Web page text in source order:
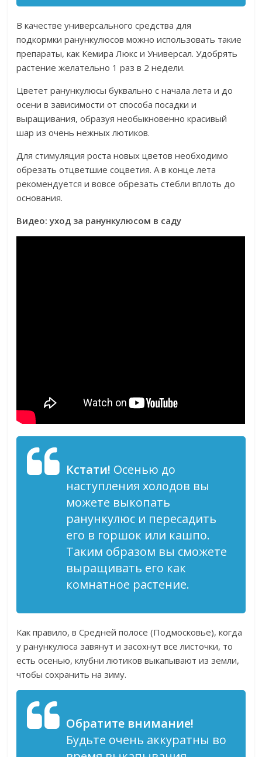
В качестве универсального средства для
подкормки ранункулюсов можно использовать такие
препараты, как Кемира Люкс и Универсал. Удобрять
растение желательно 1 раз в 2 недели.
Цветет ранункулюсы буквально с начала лета и до
осени в зависимости от способа посадки и
выращивания, образуя необыкновенно красивый
шар из очень нежных лютиков.
Для стимуляция роста новых цветов необходимо
обрезать отцветшие соцветия. А в конце лета
рекомендуется и вовсе обрезать стебли вплоть до
основания.
Видео: уход за ранункулюсом в саду
Кстати! Осенью до
наступления холодов вы
можете выкопать
ранункулюс и пересадить
его в горшок или кашпо.
Таким образом вы сможете
выращивать его как
комнатное растение.
Как правило, в Средней полосе (Подмосковье), когда
у ранункулюса завянут и засохнут все листочки, то
есть осенью, клубни лютиков выкапывают из земли,
чтобы сохранить на зиму.
Обратите внимание!
Будьте очень аккуратны во